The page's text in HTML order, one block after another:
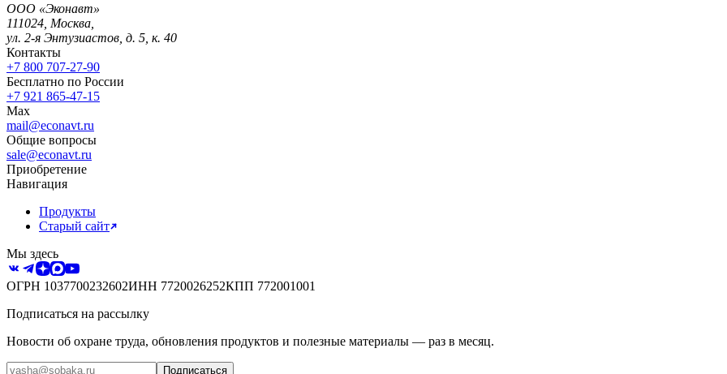
ООО «Эконавт»
111024 Москва
ул. 2-я Энтузиастов, д. 5, к. 40
Контакты
+7 800 707-27-90
Бесплатно по России
+7 921 865-47-15
Max
mail@econavt.ru
Общие вопросы
sale@econavt.ru
Приобретение
Навигация
Продукты
Старый сайт
Мы здесь
ОГРН 1037700232602ИНН 7720026252КПП 772001001
Подписаться на рассылку
Новости об охране труда, обновления продуктов и полезные материалы — раз в месяц.
Подписаться